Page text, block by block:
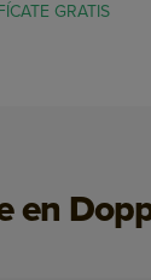
GRATIS
en